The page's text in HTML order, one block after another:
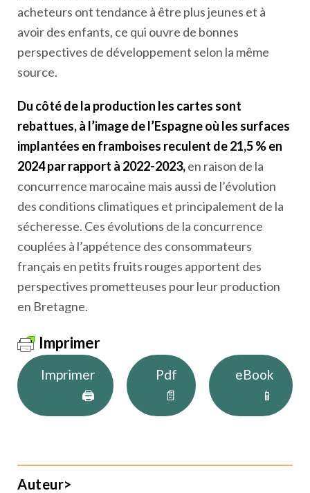
acheteurs ont tendance à être plus jeunes et à
avoir des enfants, ce qui ouvre de bonnes
perspectives de développement selon la même
source.
Du côté de la production les cartes sont
rebattues, à l’image de l’Espagne où les surfaces
implantées en framboises reculent de 21,5 % en
2024 par rapport à 2022-2023,en raison de la
concurrence marocaine mais aussi de l’évolution
des conditions climatiques et principalement de la
sécheresse. Ces évolutions de la concurrence
couplées à l’appétence des consommateurs
français en petits fruits rouges apportent des
perspectives prometteuses pour leur production
en Bretagne.
Imprimer
Imprimer
🖨
Pdf
📄
eBook
📱
Auteur>